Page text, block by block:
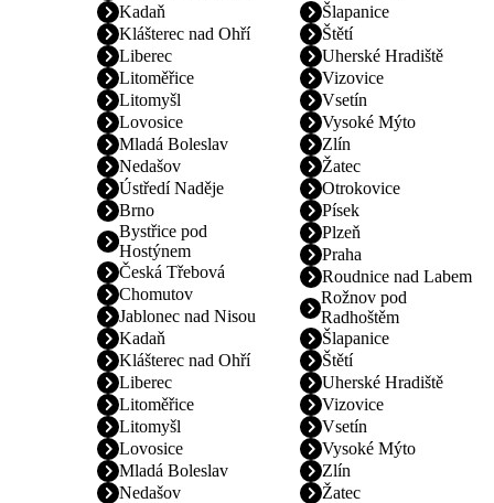
Kadaň
Klášterec nad Ohří
Liberec
Litoměřice
Litomyšl
Lovosice
Mladá Boleslav
Nedašov
Šlapanice
Štětí
Uherské Hradiště
Vizovice
Vsetín
Vysoké Mýto
Zlín
Žatec
Ústředí Naděje
Brno
Bystřice pod
Hostýnem
Česká Třebová
Chomutov
Jablonec nad Nisou
Kadaň
Klášterec nad Ohří
Liberec
Litoměřice
Litomyšl
Lovosice
Mladá Boleslav
Nedašov
Otrokovice
Písek
Plzeň
Praha
Roudnice nad Labem
Rožnov pod
Radhoštěm
Šlapanice
Štětí
Uherské Hradiště
Vizovice
Vsetín
Vysoké Mýto
Zlín
Žatec